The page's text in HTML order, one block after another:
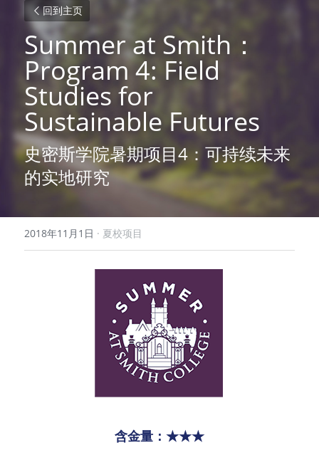
回到主页
Summer at Smith：
Program 4: Field
Studies for
Sustainable Futures
史密斯学院暑期项目4：可持续未来
的实地研究
2018年11月1日 · 夏校项目
含金量：★★★